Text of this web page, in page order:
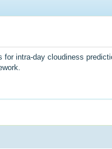
for intra-day cloudiness